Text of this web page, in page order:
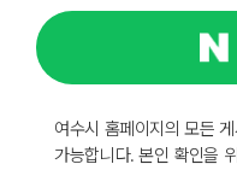
여수시 홈페이지의 모든
가능합니다. 본인 확인을